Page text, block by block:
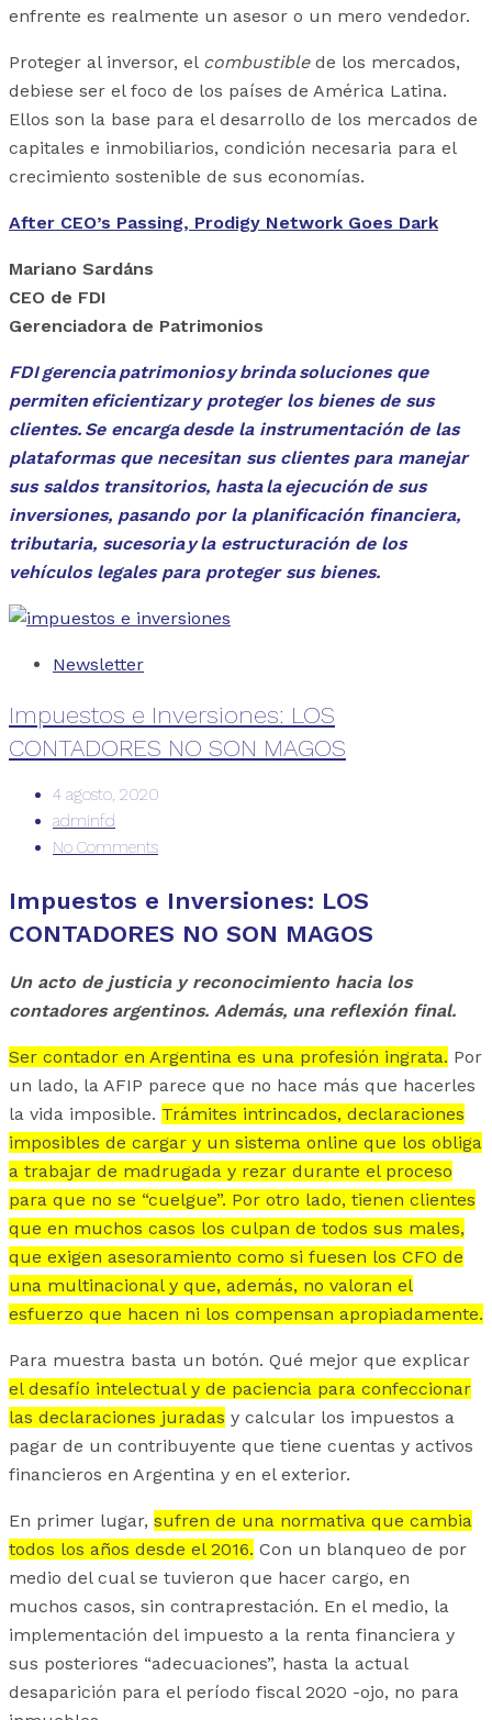
enfrente es realmente un asesor o un mero vendedor.
Proteger al inversor, el combustible de los mercados,
debiese ser el foco de los países de América Latina.
Ellos son la base para el desarrollo de los mercados de
capitales e inmobiliarios, condición necesaria para el
crecimiento sostenible de sus economías.
After CEO’s Passing, Prodigy Network Goes Dark
Mariano Sardáns
CEO de FDI
Gerenciadora de Patrimonios
FDI gerencia patrimonios y brinda soluciones que
permiten eficientizar y proteger los bienes de sus
clientes. Se encarga desde la instrumentación de las
plataformas que necesitan sus clientes para manejar
sus saldos transitorios, hasta la ejecución de sus
inversiones, pasando por la planificación financiera,
tributaria, sucesoria y la estructuración de los
vehículos legales para proteger sus bienes.
Newsletter
Impuestos e Inversiones: LOS
CONTADORES NO SON MAGOS
4 agosto, 2020
adminfd
No Comments
Impuestos e Inversiones: LOS
CONTADORES NO SON MAGOS
Un acto de justicia y reconocimiento hacia los
contadores argentinos. Además, una reflexión final.
Ser contador en Argentina es una profesión ingrata. Por
un lado, la AFIP parece que no hace más que hacerles
la vida imposible. Trámites intrincados, declaraciones
imposibles de cargar y un sistema online que los obliga
a trabajar de madrugada y rezar durante el proceso
para que no se “cuelgue”. Por otro lado, tienen clientes
que en muchos casos los culpan de todos sus males,
que exigen asesoramiento como si fuesen los CFO de
una multinacional y que, además, no valoran el
esfuerzo que hacen ni los compensan apropiadamente.
Para muestra basta un botón. Qué mejor que explicar
el desafío intelectual y de paciencia para confeccionar
las declaraciones juradas y calcular los impuestos a
pagar de un contribuyente que tiene cuentas y activos
financieros en Argentina y en el exterior.
En primer lugar, sufren de una normativa que cambia
todos los años desde el 2016. Con un blanqueo de por
medio del cual se tuvieron que hacer cargo, en
muchos casos, sin contraprestación. En el medio, la
implementación del impuesto a la renta financiera y
sus posteriores “adecuaciones”, hasta la actual
desaparición para el período fiscal 2020 -ojo, no para